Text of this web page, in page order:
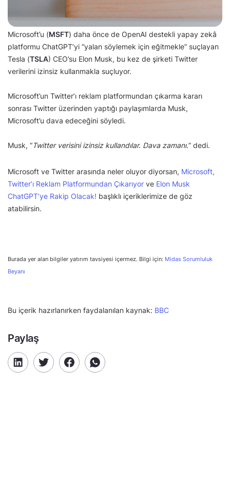
Microsoft’u (MSFT) daha önce de OpenAI destekli yapay zekâ
platformu ChatGPT’yi “yalan söylemek için eğitmekle” suçlayan
Tesla (TSLA) CEO’su Elon Musk, bu kez de şirketi Twitter
verilerini izinsiz kullanmakla suçluyor.
Microsoft’un Twitter’ı reklam platformundan çıkarma kararı
sonrası Twitter üzerinden yaptığı paylaşımlarda Musk,
Microsoft’u dava edeceğini söyledi.
Musk, “Twitter verisini izinsiz kullandılar. Dava zamanı.” dedi.
Microsoft ve Twitter arasında neler oluyor diyorsan, Microsoft,
Twitter’ı Reklam Platformundan Çıkarıyor ve Elon Musk
ChatGPT’ye Rakip Olacak! başlıklı içeriklerimize de göz
atabilirsin.
Burada yer alan bilgiler yatırım tavsiyesi içermez. Bilgi için: Midas Sorumluluk
Beyanı
Bu içerik hazırlanırken faydalanılan kaynak: BBC
Paylaş